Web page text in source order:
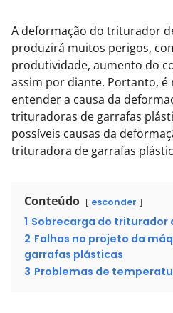
A deformação do triturador
produzirá muitos perigos,
produtividade, aumento do
assim por diante. Portanto, é
entender a causa da
trituradoras de garrafas
possíveis causas da
trituradora de garrafas
Conteúdo esconder
1 Sobrecarga do triturador
2 Falhas no projeto da
garrafas plásticas
3 Problemas de